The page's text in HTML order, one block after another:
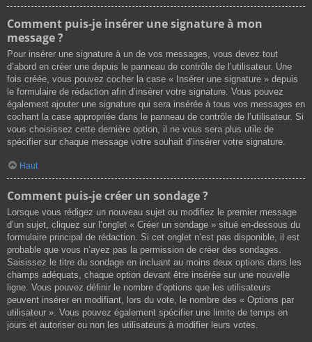
Comment puis-je insérer une signature à mon
message ?
Pour insérer une signature à un de vos messages, vous devez tout
d’abord en créer une depuis le panneau de contrôle de l’utilisateur. Une
fois créée, vous pouvez cocher la case « Insérer une signature » depuis
le formulaire de rédaction afin d’insérer votre signature. Vous pouvez
également ajouter une signature qui sera insérée à tous vos messages en
cochant la case appropriée dans le panneau de contrôle de l’utilisateur. Si
vous choisissez cette dernière option, il ne vous sera plus utile de
spécifier sur chaque message votre souhait d’insérer votre signature.
Haut
Comment puis-je créer un sondage ?
Lorsque vous rédigez un nouveau sujet ou modifiez le premier message
d’un sujet, cliquez sur l’onglet « Créer un sondage » situé en-dessous du
formulaire principal de rédaction. Si cet onglet n’est pas disponible, il est
probable que vous n’ayez pas la permission de créer des sondages.
Saisissez le titre du sondage en incluant au moins deux options dans les
champs adéquats, chaque option devant être insérée sur une nouvelle
ligne. Vous pouvez définir le nombre d’options que les utilisateurs
peuvent insérer en modifiant, lors du vote, le nombre des « Options par
utilisateur ». Vous pouvez également spécifier une limite de temps en
jours et autoriser ou non les utilisateurs à modifier leurs votes.